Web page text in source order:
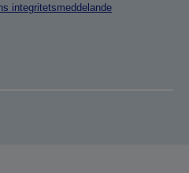
integritetsmeddelande